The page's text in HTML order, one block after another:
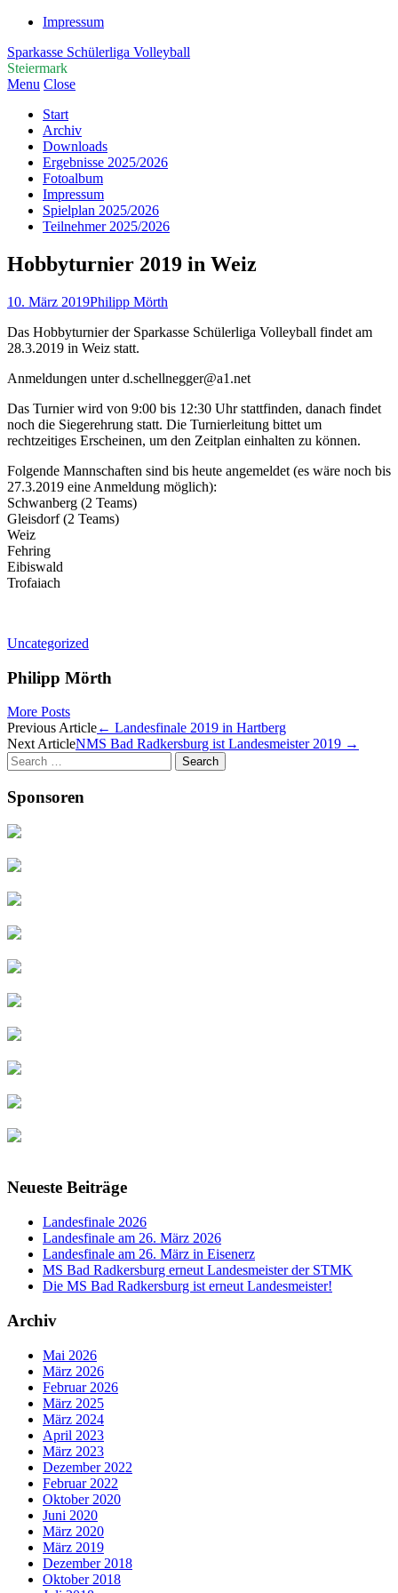
Impressum
Sparkasse Schülerliga Volleyball
Steiermark
Menu Close
Start
Archiv
Downloads
Ergebnisse 2025/2026
Fotoalbum
Impressum
Spielplan 2025/2026
Teilnehmer 2025/2026
Hobbyturnier 2019 in Weiz
10. März 2019Philipp Mörth
Das Hobbyturnier der Sparkasse Schülerliga Volleyball findet am
28.3.2019 in Weiz statt.
Anmeldungen unter d.schellnegger@a1.net
Das Turnier wird von 9:00 bis 12:30 Uhr stattfinden, danach findet
noch die Siegerehrung statt. Die Turnierleitung bittet um
rechtzeitiges Erscheinen, um den Zeitplan einhalten zu können.
Folgende Mannschaften sind bis heute angemeldet (es wäre noch bis
27.3.2019 eine Anmeldung möglich):
Schwanberg (2 Teams)
Gleisdorf (2 Teams)
Weiz
Fehring
Eibiswald
Trofaiach
Uncategorized
Philipp Mörth
More Posts
Post
navigation
Previous Article← Landesfinale 2019 in Hartberg
Next ArticleNMS Bad Radkersburg ist Landesmeister 2019 →
Search
for:
Sponsoren
Neueste Beiträge
Landesfinale 2026
Landesfinale am 26. März 2026
Landesfinale am 26. März in Eisenerz
MS Bad Radkersburg erneut Landesmeister der STMK
Die MS Bad Radkersburg ist erneut Landesmeister!
Archiv
Mai 2026
März 2026
Februar 2026
März 2025
März 2024
April 2023
März 2023
Dezember 2022
Februar 2022
Oktober 2020
Juni 2020
März 2020
März 2019
Dezember 2018
Oktober 2018